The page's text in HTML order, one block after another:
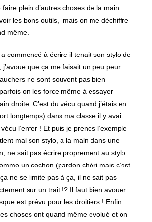
plein d’autres choses de la main
les bons outils, mais on me déchiffre
même.
commencé à écrire il tenait son stylo de
j’avoue que ça me faisait un peu peur
ne sont souvent pas bien
on les force même à essayer
droite. C’est du vécu quand j’étais en
longtemps) dans ma classe il y avait
l’enfer ! Et puis je prends l’exemple
mal son stylo, a la main dans une
ne sait pas écrire proprement au stylo
un cochon (pardon chéri mais c’est
ne se limite pas à ça, il ne sait pas
sur un trait !? Il faut bien avouer
est prévu pour les droitiers ! Enfin
choses ont quand même évolué et on